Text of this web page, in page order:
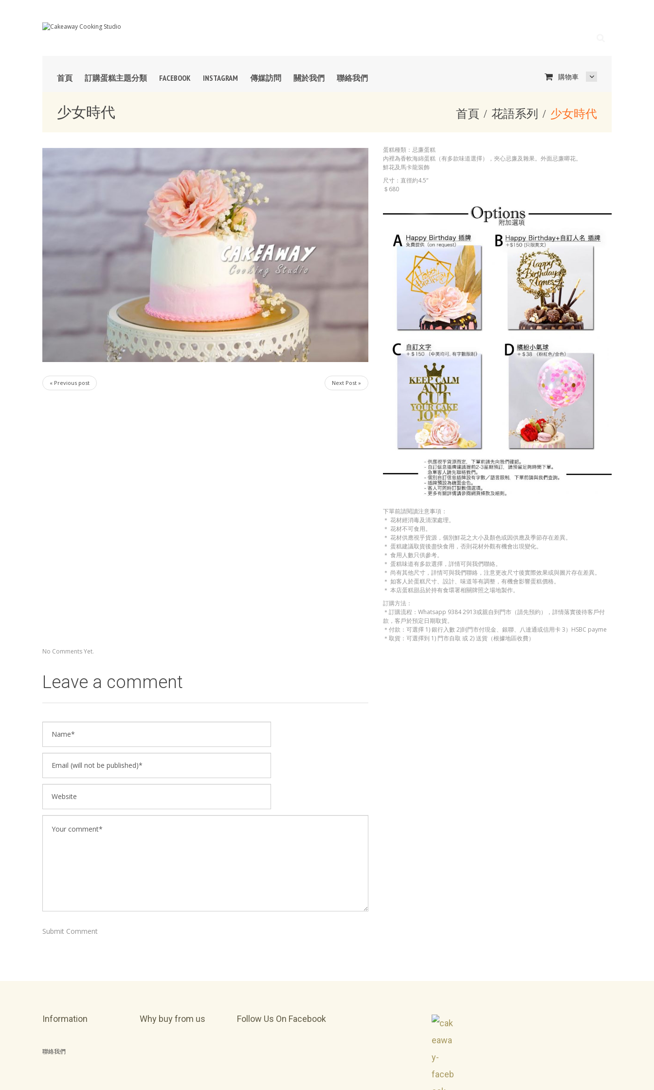
首頁 訂購蛋糕主題分類 FACEBOOK INSTAGRAM 傳媒訪問 關於我們 聯絡我們 購物車
少女時代 首頁 花語系列 少女時代
« Previous post Next Post »
蛋糕種類：忌廉蛋糕
內裡為香軟海綿蛋糕（有多款味道選擇），夾心忌廉及雜果。外面忌廉唧花。
鮮花及馬卡龍裝飾
尺寸：直徑約4.5“
＄680
下單前請閱讀注意事項：
＊ 花材經消毒及清潔處理。
＊ 花材不可食用。
＊ 花材供應視乎貨源，個別鮮花之大小及顏色或因供應及季節存在差異。
＊ 蛋糕建議取貨後盡快食用，否則花材外觀有機會出現變化。
＊ 食用人數只供參考。
＊ 蛋糕味道有多款選擇，詳情可與我們聯絡。
＊ 尚有其他尺寸，詳情可與我們聯絡，注意更改尺寸後實際效果或與圖片存在差異。
＊ 如客人於蛋糕尺寸、設計、味道等有調整，有機會影響蛋糕價格。
＊ 本店蛋糕甜品於持有食環署相關牌照之場地製作。
訂購方法：
＊訂購流程：Whatsapp 9384 2913或親自到門市（請先預約），詳情落實後待客戶付
款，客戶於預定日期取貨。
＊付款：可選擇 1) 銀行入數 2)到門市付現金、銀聯、八達通或信用卡 3）HSBC payme
＊取貨：可選擇到 1) 門市自取 或 2) 送貨（根據地區收費）
No Comments Yet.
Leave a comment
Information
聯絡我們
Why buy from us Follow Us On Facebook